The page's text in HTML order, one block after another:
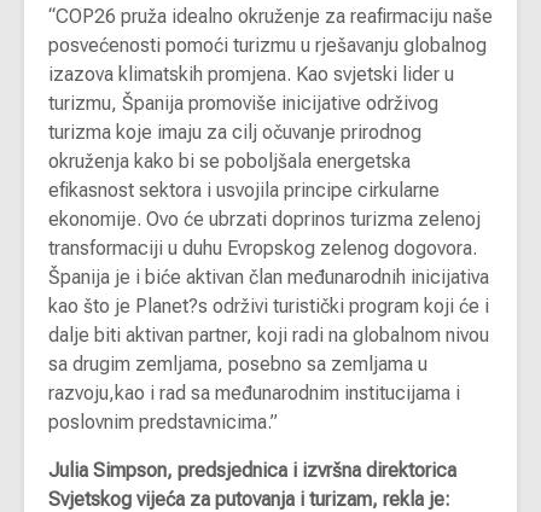
“COP26 pruža idealno okruženje za reafirmaciju naše
posvećenosti pomoći turizmu u rješavanju globalnog
izazova klimatskih promjena. Kao svjetski lider u
turizmu, Španija promoviše inicijative održivog
turizma koje imaju za cilj očuvanje prirodnog
okruženja kako bi se poboljšala energetska
efikasnost sektora i usvojila principe cirkularne
ekonomije. Ovo će ubrzati doprinos turizma zelenoj
transformaciji u duhu Evropskog zelenog dogovora.
Španija je i biće aktivan član međunarodnih inicijativa
kao što je Planet?s održivi turistički program koji će i
dalje biti aktivan partner, koji radi na globalnom nivou
sa drugim zemljama, posebno sa zemljama u
razvoju,kao i rad sa međunarodnim institucijama i
poslovnim predstavnicima.”
Julia Simpson, predsjednica i izvršna direktorica
Svjetskog vijeća za putovanja i turizam, rekla je: